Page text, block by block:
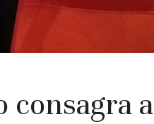
a